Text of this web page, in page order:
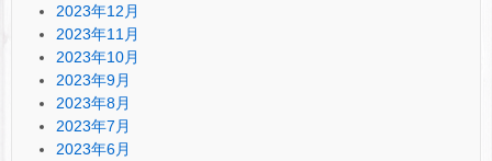
2023年12月
2023年11月
2023年10月
2023年9月
2023年8月
2023年7月
2023年6月